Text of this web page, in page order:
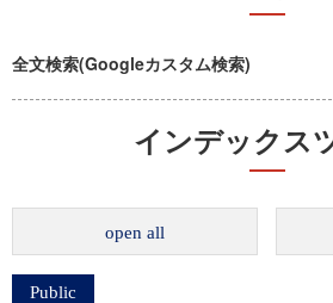
全文検索(Googleカスタム検索)
インデックス
open all
Public